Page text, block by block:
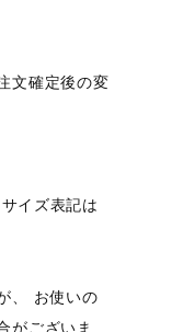
文確定後の変
イズ表記は
、 お使いの
がございま